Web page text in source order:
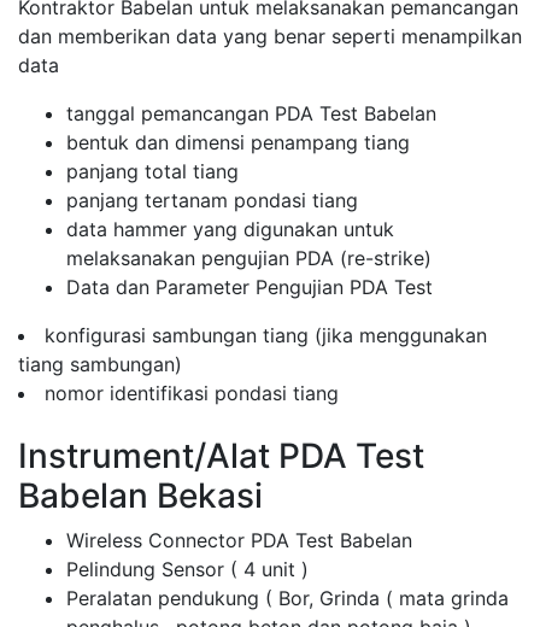
Kontraktor Babelan untuk melaksanakan pemancangan
dan memberikan data yang benar seperti menampilkan
data
tanggal pemancangan PDA Test Babelan
bentuk dan dimensi penampang tiang
panjang total tiang
panjang tertanam pondasi tiang
data hammer yang digunakan untuk
melaksanakan pengujian PDA (re-strike)
Data dan Parameter Pengujian PDA Test
konfigurasi sambungan tiang (jika menggunakan
tiang sambungan)
nomor identifikasi pondasi tiang
Instrument/Alat PDA Test
Babelan Bekasi
Wireless Connector PDA Test Babelan
Pelindung Sensor ( 4 unit )
Peralatan pendukung ( Bor, Grinda ( mata grinda